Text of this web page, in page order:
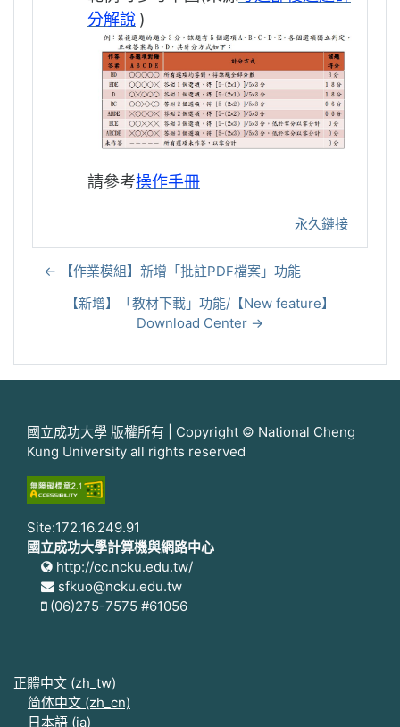
分解說 )
請參考操作手冊
永久鏈接
← 【作業模組】新增「批註PDF檔案」功能
【新增】「教材下載」功能/【New feature】
Download Center →
國立成功大學 版權所有 | Copyright © National Cheng
Kung University all rights reserved
Site:172.16.249.91
國立成功大學計算機與網路中心
http://cc.ncku.edu.tw/
sfkuo@ncku.edu.tw
(06)275-7575 #61056
正體中文 ‎(zh_tw)‎
简体中文 ‎(zh_cn)‎
日本語 ‎(ja)‎